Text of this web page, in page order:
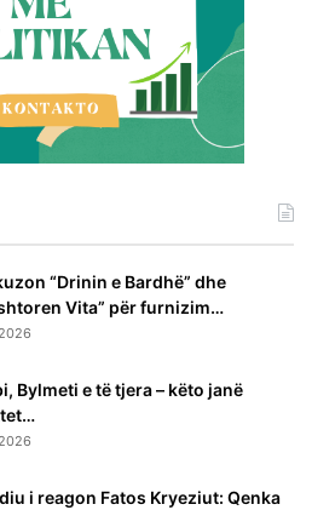
“Drinin e Bardhë” dhe
Vita” për furnizim…
Bylmeti e të tjera – këto janë
i reagon Fatos Kryeziut: Qenka